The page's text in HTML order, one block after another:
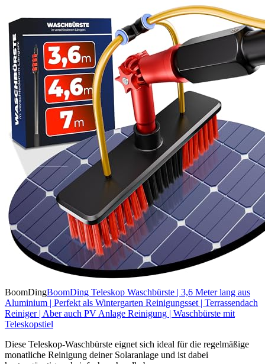
BoomDingBoomDing Teleskop Waschbürste | 3,6 Meter lang aus
Aluminium | Perfekt als Wintergarten Reinigungsset | Terrassendach
Reiniger | Aber auch PV Anlage Reinigung | Waschbürste mit
Teleskopstiel
Diese Teleskop-Waschbürste eignet sich ideal für die regelmäßige
monatliche Reinigung deiner Solaranlage und ist dabei